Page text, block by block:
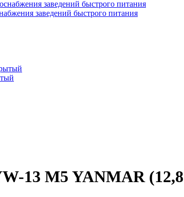
заведений быстрого питания
13 M5 YANMAR